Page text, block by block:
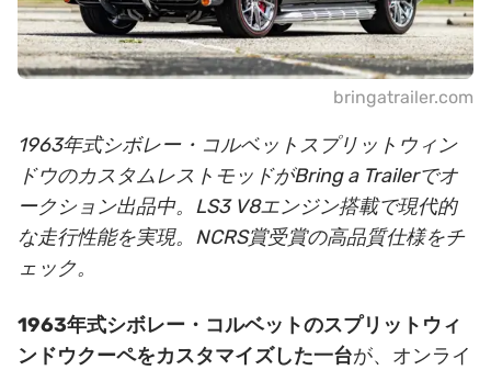
bringatrailer.com
1963年式シボレー・コルベットスプリットウィン
ドウのカスタムレストモッドがBring a Trailerでオ
ークション出品中。LS3 V8エンジン搭載で現代的
な走行性能を実現。NCRS賞受賞の高品質仕様をチ
ェック。
1963年式シボレー・コルベットのスプリットウィ
ンドウクーペをカスタマイズした一台が、オンライ